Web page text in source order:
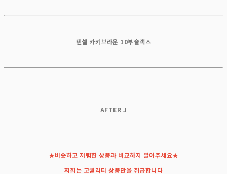
텐셀 카키브라운 10부슬랙스
AFTER J
★비슷하고 저렴한 상품과 비교하지 말아주세요★
저희는 고퀄리티 상품만을 취급합니다